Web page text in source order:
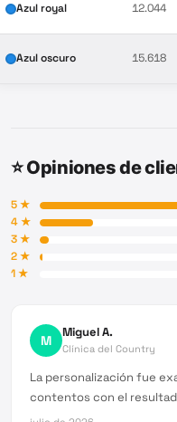
Azul royal 12.044
Azul oscuro 15.618
⭐ Opiniones de
5★
4★
3★
2★
1★
M Miguel A.
Clínica del Country
La personalización fue
contentos con el